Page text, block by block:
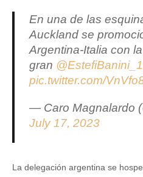
En una de las
Auckland se
Argentina-Italia con
gran
pic.twitter.com/
— Caro Magnalardo
July 17, 2023
La delegación argentina se